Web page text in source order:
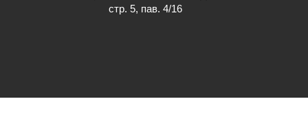
стр. 5, пав. 4/16